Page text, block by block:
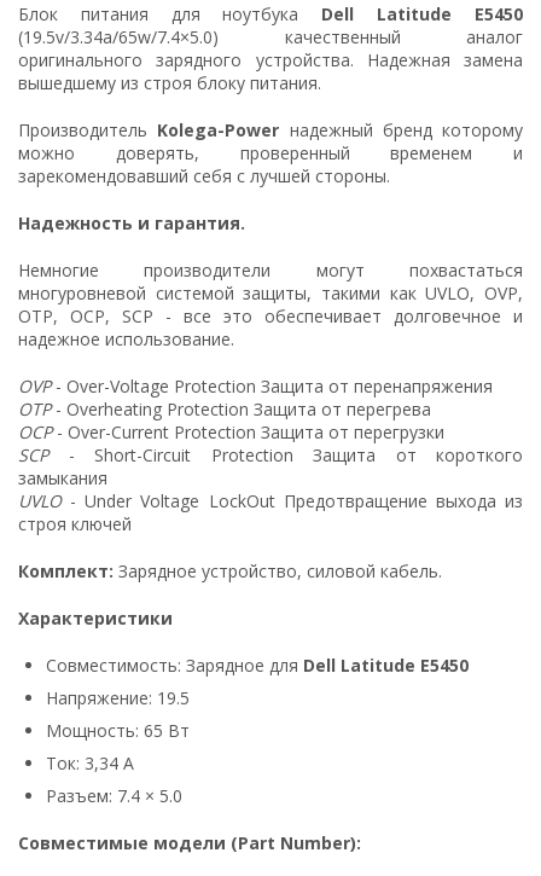
Блок питания для ноутбука Dell Latitude E5450
(19.5v/3.34a/65w/7.4×5.0) качественный аналог
оригинального зарядного устройства. Надежная замена
вышедшему из строя блоку питания.
Производитель Kolega-Power надежный бренд которому
можно доверять, проверенный временем и
зарекомендовавший себя с лучшей стороны.
Надежность и гарантия.
Немногие производители могут похвастаться
многуровневой системой защиты, такими как UVLO, OVP,
OTP, OCP, SCP - все это обеспечивает долговечное и
надежное использование.
OVP- Over-Voltage Protection Защита от перенапряжения
OTP- Overheating Protection Защита от перегрева
OCP- Over-Current Protection Защита от перегрузки
SCP- Short-Circuit Protection Защита от короткого
замыкания
UVLO- Under Voltage LockOut Предотвращение выхода из
строя ключей
Комплект: Зарядное устройство, силовой кабель.
Характеристики
Совместимость: Зарядное для Dell Latitude E5450
Напряжение: 19.5
Мощность: 65 Вт
Ток: 3,34 А
Разъем: 7.4 × 5.0
Совместимые модели (Part Number):